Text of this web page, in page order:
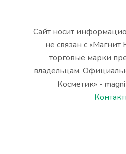
Сайт носит
не связан с «Магнит
торговые марки
владельцам.
Косметик» -